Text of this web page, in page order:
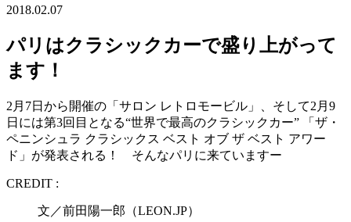
2018.02.07
パリはクラシックカーで盛り上がって
ます！
2月7日から開催の「サロン レトロモービル」、そして2月9
日には第3回目となる“世界で最高のクラシックカー” 「ザ・
ペニンシュラ クラシックス ベスト オブ ザ ベスト アワー
ド」が発表される！ そんなパリに来ていますー
CREDIT :
文／前田陽一郎（LEON.JP）